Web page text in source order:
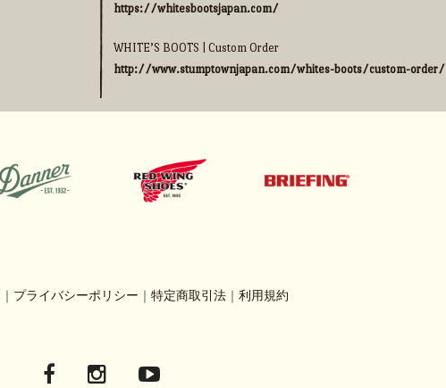
https://whitesbootsjapan.com/
WHITE’S BOOTS | Custom Order
http://www.stumptownjapan.com/whites-boots/custom-order/
プライバシーポリシー 特定商取引法 利用規約